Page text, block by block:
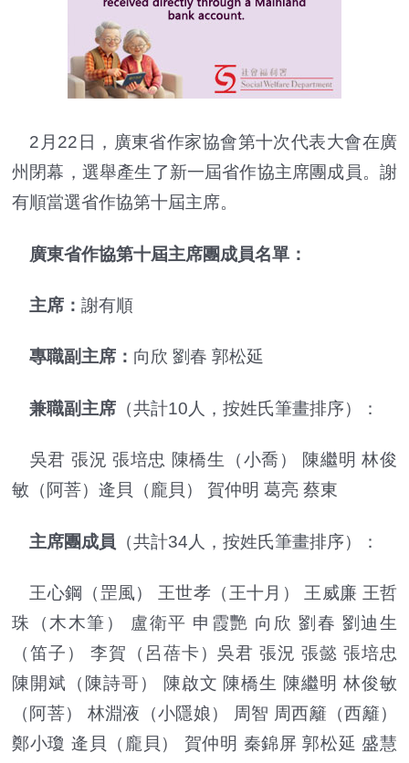
2月22日，廣東省作家協會第十次代表大會在廣
州閉幕，選舉產生了新一屆省作協主席團成員。謝
有順當選省作協第十屆主席。
廣東省作協第十屆主席團成員名單：
主席： 謝有順
專職副主席： 向欣 劉春 郭松延
兼職副主席 （共計10人，按姓氏筆畫排序）：
吳君 張況 張培忠 陳橋生（小喬） 陳繼明 林俊
敏（阿菩）逄貝（龐貝） 賀仲明 葛亮 蔡東
主席團成員 （共計34人，按姓氏筆畫排序）：
王心鋼（罡風） 王世孝（王十月） 王威廉 王哲
珠（木木筆） 盧衛平 申霞艷 向欣 劉春 劉迪生
（笛子） 李賀（呂蓓卡）吳君 張況 張懿 張培忠
陳開斌（陳詩哥） 陳啟文 陳橋生 陳繼明 林俊敏
（阿菩） 林淵液（小隱娘） 周智 周西籬（西籬）
鄭小瓊 逄貝（龐貝） 賀仲明 秦錦屏 郭松延 盛慧